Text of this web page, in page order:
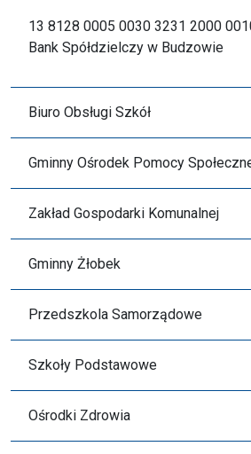
13 8128 0005 0030 3231 2000
Bank Spółdzielczy w Budzowie
Biuro Obsługi Szkół
Gminny Ośrodek Pomocy
Zakład Gospodarki Komunalnej
Gminny Żłobek
Przedszkola Samorządowe
Szkoły Podstawowe
Ośrodki Zdrowia